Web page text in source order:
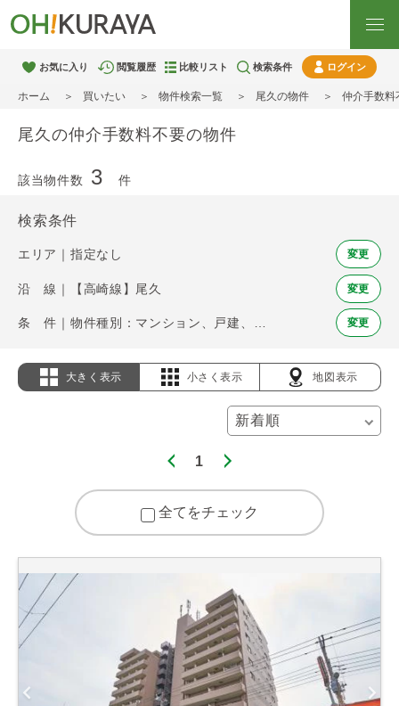
お気に入り 閲覧履歴 比較リスト 検索条件 ログイン
ホーム 買いたい 物件検索一覧 尾久の物件 仲介手数料
尾久の仲介手数料不要の物件
該当物件数 3 件
検索条件
エリア｜指定なし 変更
沿 線｜【高崎線】尾久 変更
変更
大きく表示 小さく表示 地図表示
1
全てをチェック